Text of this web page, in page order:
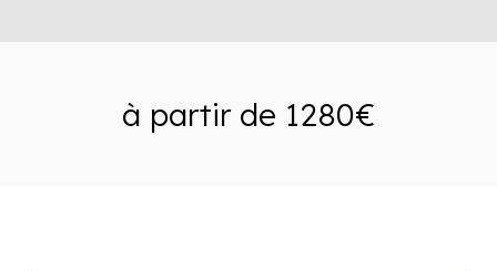
à partir de 1280€